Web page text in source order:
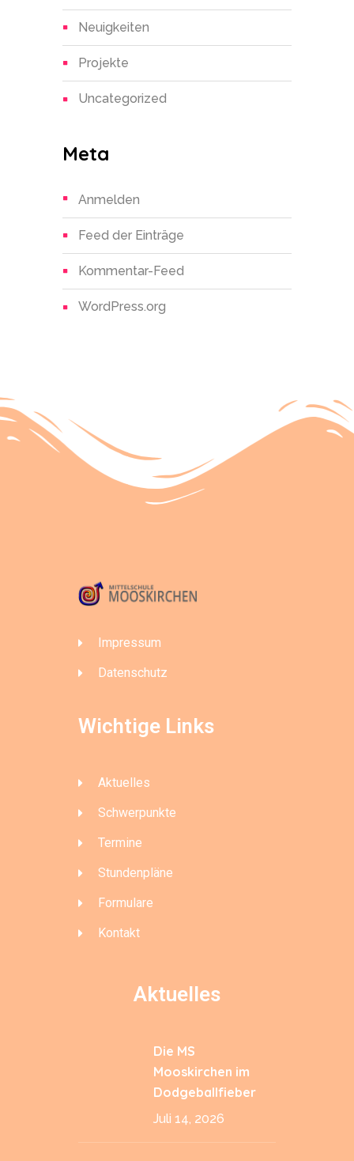
Neuigkeiten
Projekte
Uncategorized
Meta
Anmelden
Feed der Einträge
Kommentar-Feed
WordPress.org
Impressum
Datenschutz
Wichtige Links
Aktuelles
Schwerpunkte
Termine
Stundenpläne
Formulare
Kontakt
Aktuelles
Die MS
Mooskirchen im
Dodgeballfieber
Juli 14, 2026